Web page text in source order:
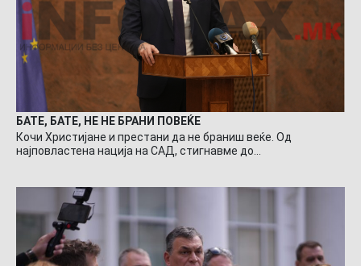
БАТЕ, БАТЕ, НЕ НЕ БРАНИ ПОВЕЌЕ
Кочи Христијане и престани да не браниш веќе. Од
најповластена нација на САД, стигнавме до…